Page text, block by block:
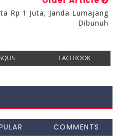
Rp 1 Juta, Janda Lumajang
Dibunuh
FACEBOOK
COMMENTS